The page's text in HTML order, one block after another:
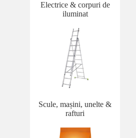
Electrice & corpuri de
iluminat
Scule, mașini, unelte &
rafturi